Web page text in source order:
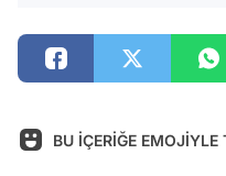
BU İÇERİĞE EMOJİYLE